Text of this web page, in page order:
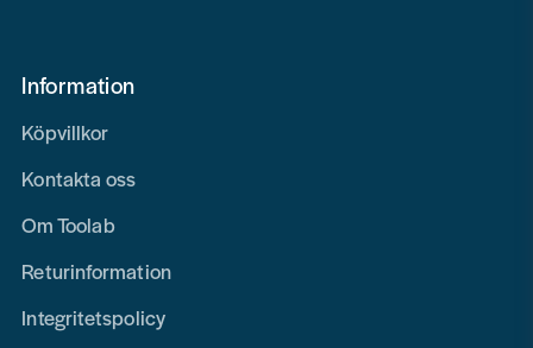
Information
Köpvillkor
Kontakta oss
Om Toolab
Returinformation
Integritetspolicy